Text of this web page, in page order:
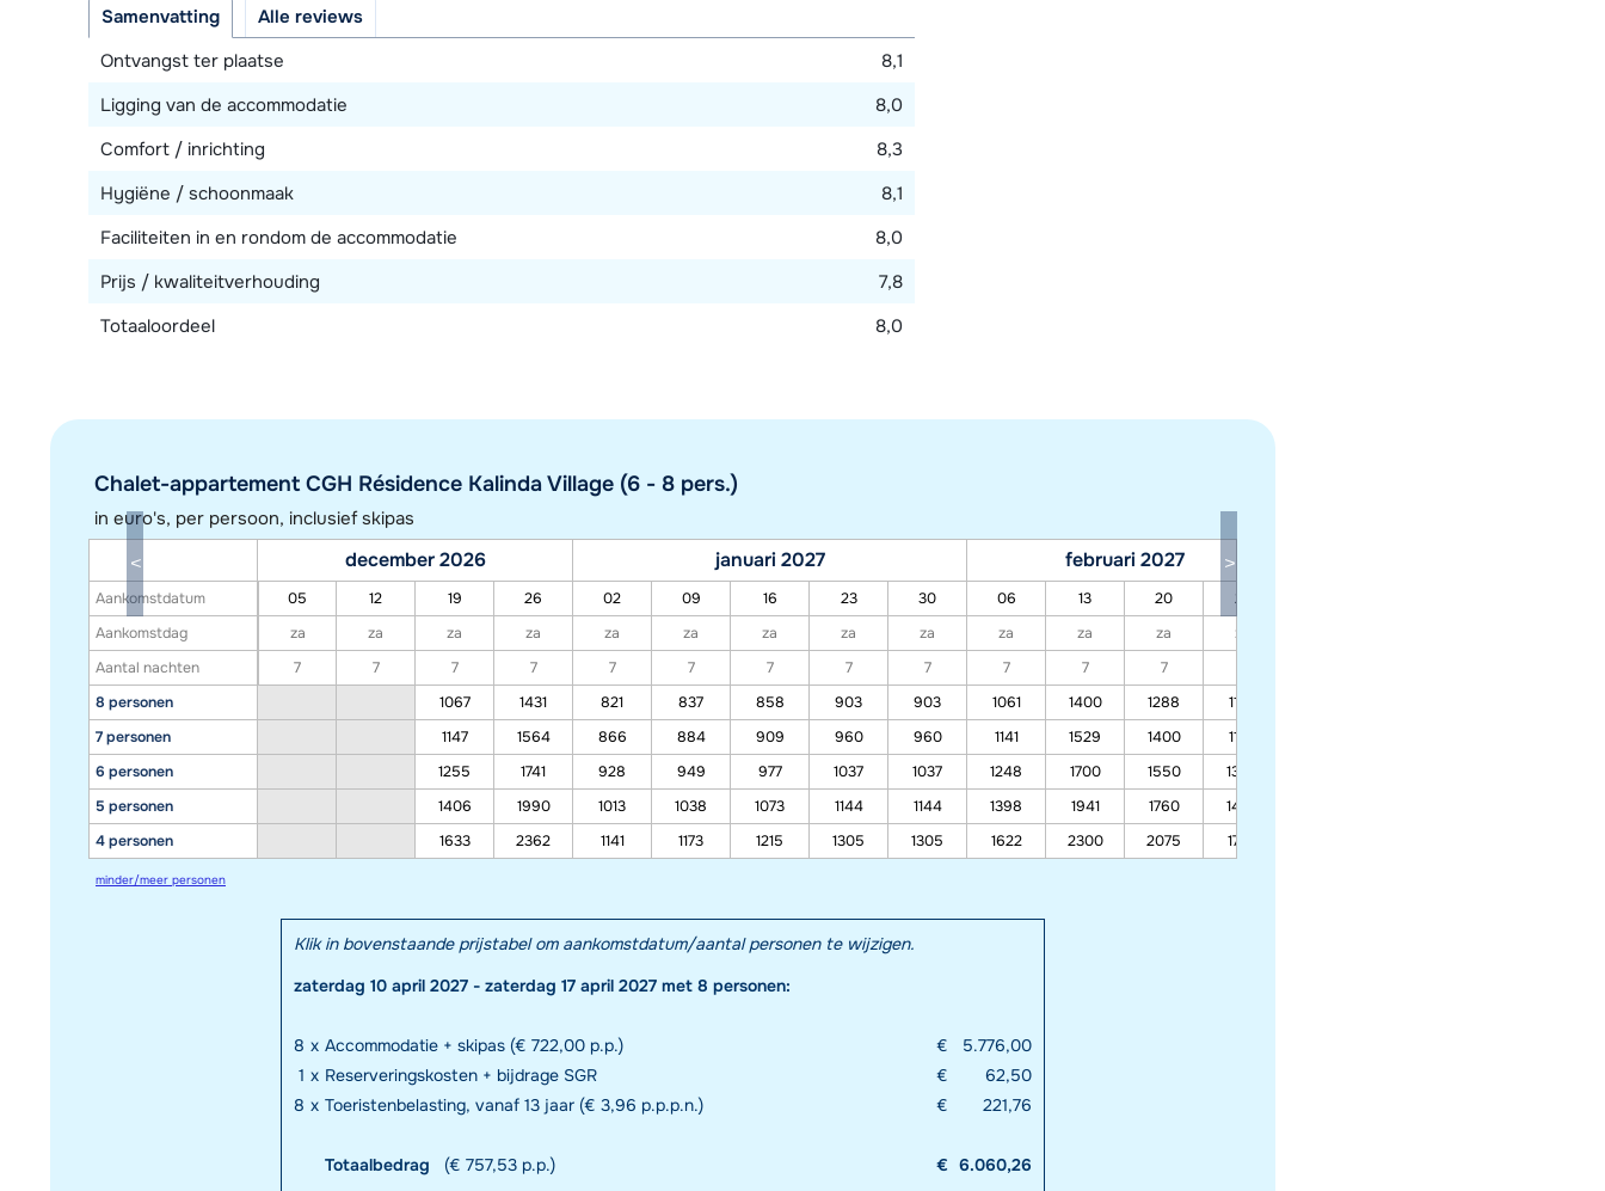
Samenvatting
Alle reviews
Ontvangst ter plaatse
8,1
Ligging van de accommodatie
8,0
Comfort / inrichting
8,3
Hygiëne / schoonmaak
8,1
Faciliteiten in en rondom de accommodatie
8,0
Prijs / kwaliteitverhouding
7,8
Totaaloordeel
8,0
Chalet-appartement CGH Résidence Kalinda Village (6 - 8 pers.)
in euro's, per persoon, inclusief skipas
Aankomstdatum
Aankomstdag
Aantal nachten
8 personen
7 personen
6 personen
5 personen
4 personen
december 2026 januari 2027 februari 2027
05 12 19 26 02 09 16 23 30 06 13 20 27
za
za za za za za za za za za za za za
7
7 7 7 7 7 7 7 7 7 7 7
1067
1431 821 837 858 903 903 1061 1400 1288 1103
1147
1564 866 884 909 960 960 1141 1529 1400 1189
1255
1741 928 949 977 1037 1037 1248 1700 1550 1304
1406
1990 1013 1038 1073 1144 1144 1398 1941 1760 1465
1633
2362 1141 1173 1215 1305 1305 1622 2300 2075 1705
minder/meer personen
Klik in bovenstaande prijstabel om aankomstdatum/aantal personen te wijzigen.
zaterdag 10 april 2027 - zaterdag 17 april 2027 met 8 personen:
8 x Accommodatie + skipas (€ 722,00 p.p.) €
5.776,00
1 x Reserveringskosten + bijdrage SGR €
62,50
8 x Toeristenbelasting, vanaf 13 jaar (€ 3,96 p.p.p.n.) € 221,76
Totaalbedrag (€ 757,53 p.p.) € 6.060,26